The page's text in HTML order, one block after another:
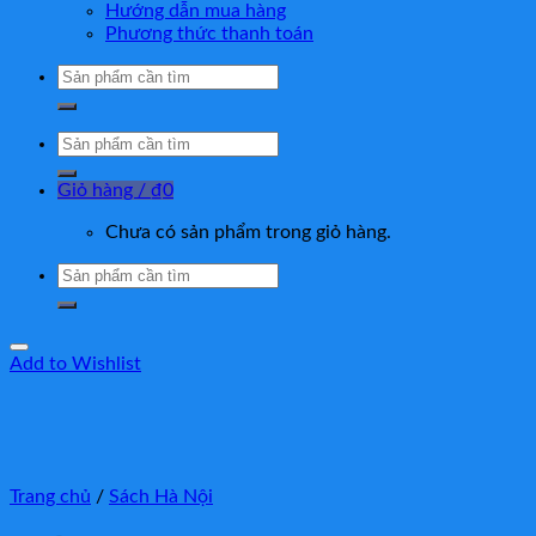
Hướng dẫn mua hàng
Phương thức thanh toán
Tìm
Tìm
Giỏ hàng / ₫0
Chưa có sản phẩm trong giỏ hàng.
Tìm
Add to Wishlist
Trang chủ / Sách Hà Nội